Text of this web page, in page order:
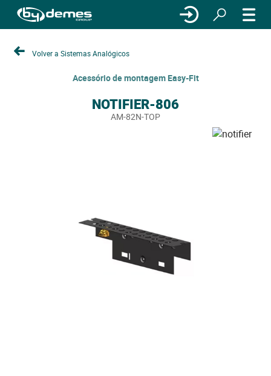
Volver a Sistemas Analógicos
Acessório de montagem Easy-Fit
NOTIFIER-806
AM-82N-TOP